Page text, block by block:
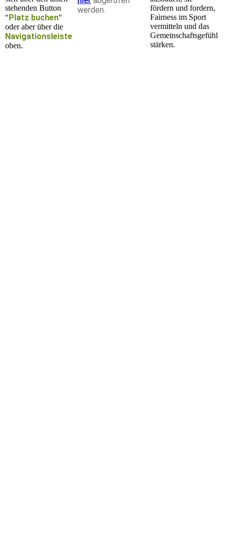
stehenden Button
"Platz buchen"
oder aber über die
Navigationsleiste
oben.
werden.
fördern und fordern,
Fairness im Sport
vermitteln und das
Gemeinschaftsgefühl
stärken.